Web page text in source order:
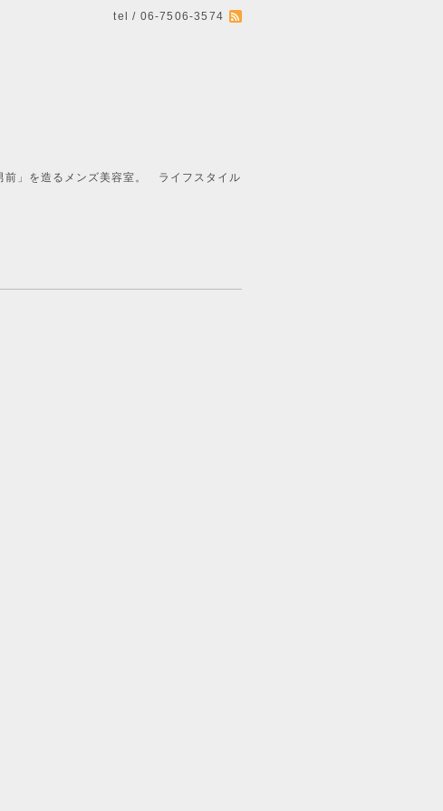
tel / 06-7506-3574
ライフスタイル